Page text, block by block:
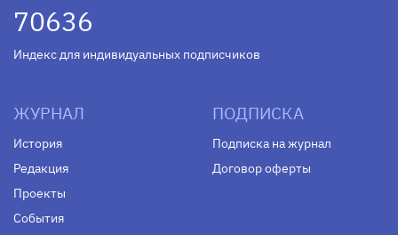
70636
Индекс для индивидуальных подписчиков
ЖУРНАЛ
История
Редакция
Проекты
События
ПОДПИСКА
Подписка на журнал
Договор оферты